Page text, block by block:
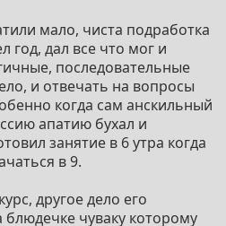
мало, чиста подработка
год, дал все что мог и
последовательные
и отвечать на вопросы
когда сам анскильный
апатию бухал и
занятие в 6 утра когда
в 9.
другое дело его
чуваку которому